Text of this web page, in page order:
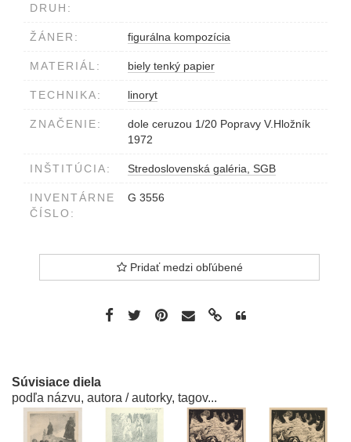
DRUH:
ŽÁNER: figurálna kompozícia
MATERIÁL: biely tenký papier
TECHNIKA: linoryt
ZNAČENIE:
dole ceruzou 1/20 Popravy V.Hložník
1972
INŠTITÚCIA: Stredoslovenská galéria, SGB
INVENTÁRNE
ČÍSLO:
G 3556
Pridať medzi obľúbené
Súvisiace diela
podľa názvu, autora / autorky, tagov...